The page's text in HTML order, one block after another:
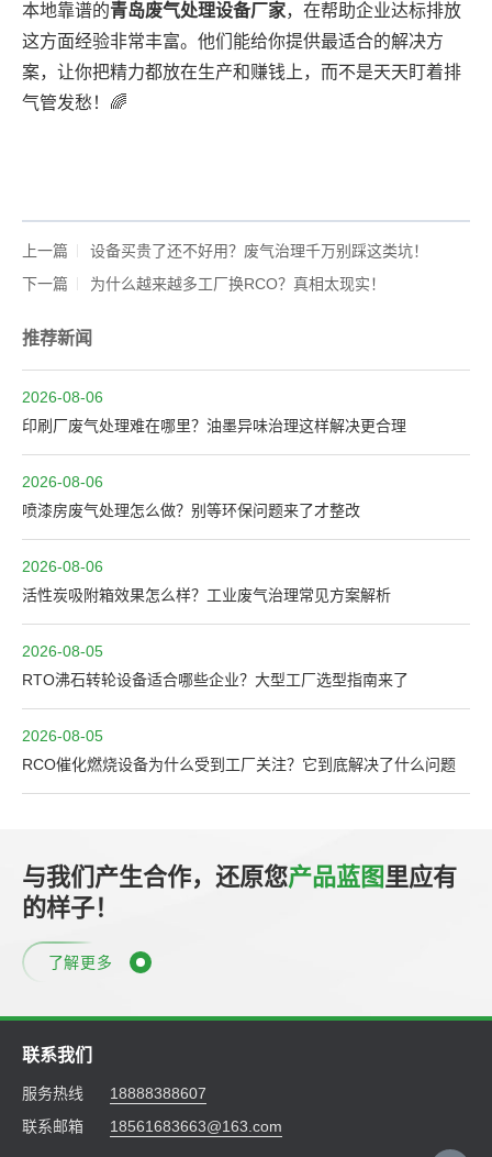
本地靠谱的青岛废气处理设备厂家，在帮助企业达标排放
这方面经验非常丰富。他们能给你提供最适合的解决方
案，让你把精力都放在生产和赚钱上，而不是天天盯着排
气管发愁！🌈
上一篇
设备买贵了还不好用？废气治理千万别踩这类坑！
下一篇
为什么越来越多工厂换RCO？真相太现实！
推荐新闻
2026-08-06
印刷厂废气处理难在哪里？油墨异味治理这样解决更合理
2026-08-06
喷漆房废气处理怎么做？别等环保问题来了才整改
2026-08-06
活性炭吸附箱效果怎么样？工业废气治理常见方案解析
2026-08-05
RTO沸石转轮设备适合哪些企业？大型工厂选型指南来了
2026-08-05
RCO催化燃烧设备为什么受到工厂关注？它到底解决了什么问题
与我们产生合作，还原您产品蓝图里应有
的样子！
了解更多
联系我们
服务热线
18888388607
联系邮箱
18561683663@163.com